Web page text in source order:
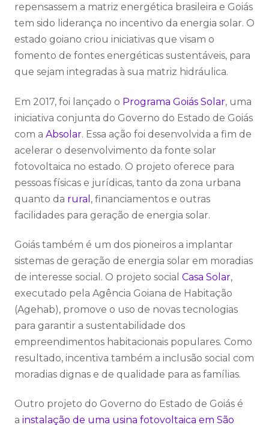
repensassem a matriz energética brasileira e Goiás
tem sido liderança no incentivo da energia solar. O
estado goiano criou iniciativas que visam o
fomento de fontes energéticas sustentáveis, para
que sejam integradas à sua matriz hidráulica.
Em 2017, foi lançado o Programa Goiás Solar, uma
iniciativa conjunta do Governo do Estado de Goiás
com a Absolar. Essa ação foi desenvolvida a fim de
acelerar o desenvolvimento da fonte solar
fotovoltaica no estado. O projeto oferece para
pessoas físicas e jurídicas, tanto da zona urbana
quanto da rural , financiamentos e outras
facilidades para geração de energia solar.
Goiás também é um dos pioneiros a implantar
sistemas de geração de energia solar em moradias
de interesse social. O projeto social Casa Solar,
executado pela Agência Goiana de Habitação
(Agehab), promove o uso de novas tecnologias
para garantir a sustentabilidade dos
empreendimentos habitacionais populares. Como
resultado, incentiva também a inclusão social com
moradias dignas e de qualidade para as famílias.
Outro projeto do Governo do Estado de Goiás é
a instalação de uma usina fotovoltaica em São